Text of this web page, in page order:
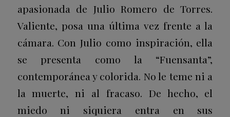
apasionada de Julio Romero de Torres.
Valiente, posa una última vez frente a la
cámara. Con Julio como inspiración, ella
se presenta como la “Fuensanta”,
contemporánea y colorida. No le teme ni a
la muerte, ni al fracaso. De hecho, el
miedo ni siquiera entra en sus